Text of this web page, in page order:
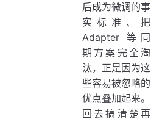
后成为微调的事
实标准、把
Adapter 等同
期方案完全淘
汰，正是因为这
些容易被忽略的
优点叠加起来。
回去搞清楚再